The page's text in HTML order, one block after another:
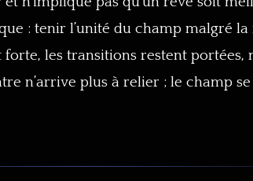
: tenir l’unité du champ malgré
forte, les transitions restent portées,
n’arrive plus à relier ; le champ